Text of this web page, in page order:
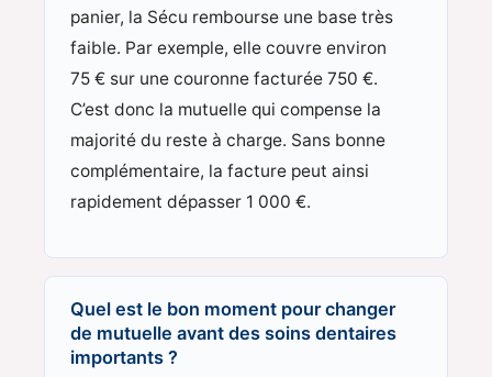
panier, la Sécu rembourse une base très
faible. Par exemple, elle couvre environ
75 € sur une couronne facturée 750 €.
C’est donc la mutuelle qui compense la
majorité du reste à charge. Sans bonne
complémentaire, la facture peut ainsi
rapidement dépasser 1 000 €.
Quel est le bon moment pour changer
de mutuelle avant des soins dentaires
importants ?